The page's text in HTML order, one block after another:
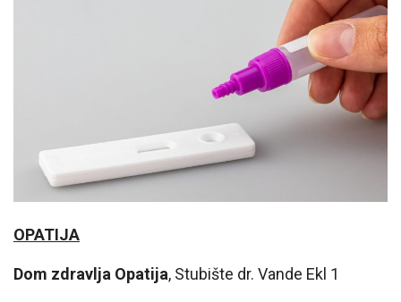
OPATIJA
Dom zdravlja Opatija, Stubište dr. Vande Ekl 1